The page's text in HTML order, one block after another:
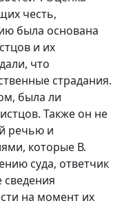
честь,
была основана
и их
что
страдания.
была ли
Также он не
речью и
которые В.
суда, ответчик
сведения
на момент их